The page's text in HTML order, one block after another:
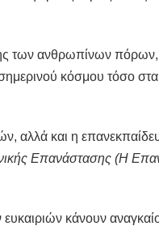
των ανθρωπίνων
κόσμου τόσο
αλλά και η
Επανάστασης (Η
κάνουν